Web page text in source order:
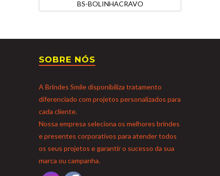
BS-BOLINHACRAVO
SOBRE NÓS
A Brindes Smile disponibiliza tratamento
diferenciado com projetos personalizados para
cada cliente.
Nossa empresa seleciona os melhores brindes
e presentes corporativos para atender todos
os seus projetos e garantir o sucesso da sua
marca ou campanha.